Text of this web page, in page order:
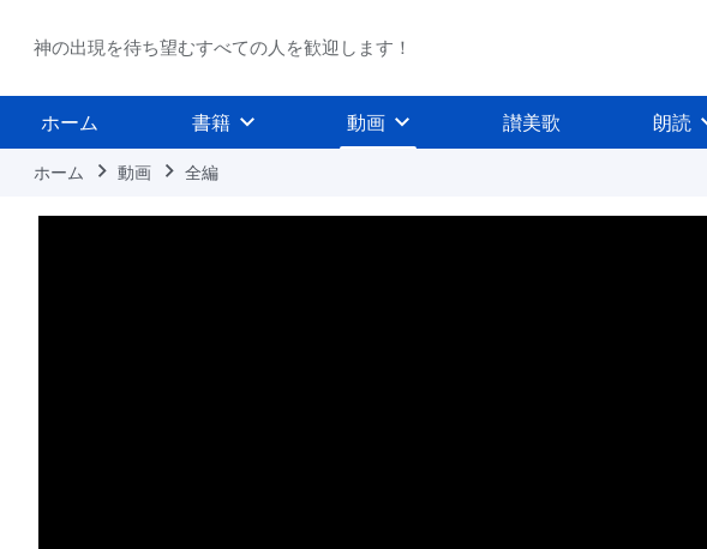
神の出現を待ち望むすべての人を歓迎します！
ホーム 書籍 動画 讃美歌 朗読
ホーム 動画 全編